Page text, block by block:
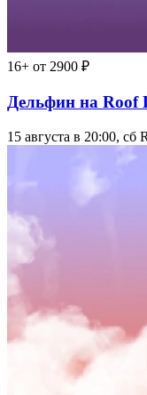
16+ от 2900 ₽
Дельфин на Roof
15 августа в 20:00, сб